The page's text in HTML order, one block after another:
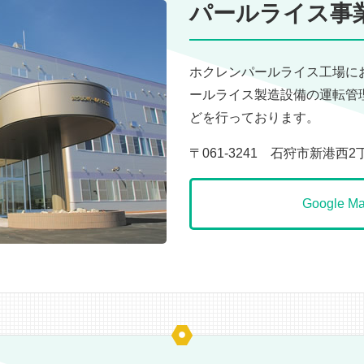
パールライス事
ホクレンパールライス工場
ールライス製造設備の運転
どを行っております。
〒061-3241 石狩市新港西2
Google